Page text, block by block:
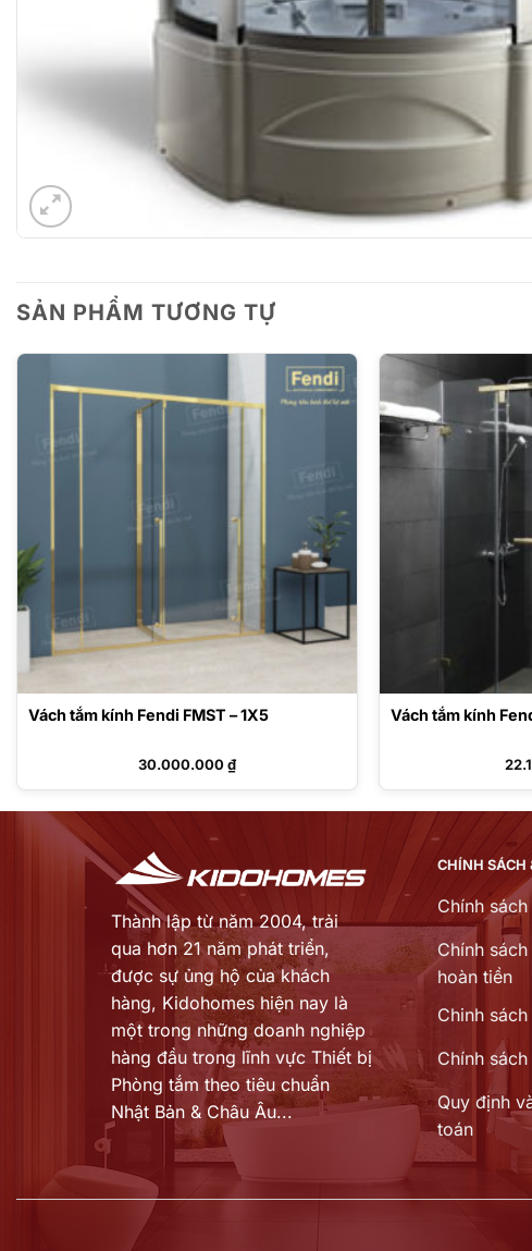
SẢN PHẨM TƯƠNG TỰ
Vách tắm kính Fendi FMST – 1X5
30.000.000₫
Vách tắm kính
Thành lập từ năm 2004, trải
qua hơn 21 năm phát triển,
được sự ủng hộ của khách
hàng, Kidohomes hiện nay là
một trong những doanh nghiệp
hàng đầu trong lĩnh vực Thiết bị
Phòng tắm theo tiêu chuẩn
Nhật Bản & Châu Âu...
CHÍNH SÁCH
Chính
Chính
hoàn tiền
Chinh
Chính
Quy định
toán